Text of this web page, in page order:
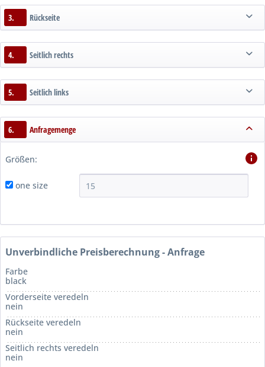
3. Rückseite
4. Seitlich rechts
5. Seitlich links
6. Anfragemenge
Größen:
one size
Unverbindliche Preisberechnung - Anfrage
Farbe
black
Vorderseite veredeln
nein
Rückseite veredeln
nein
Seitlich rechts veredeln
nein